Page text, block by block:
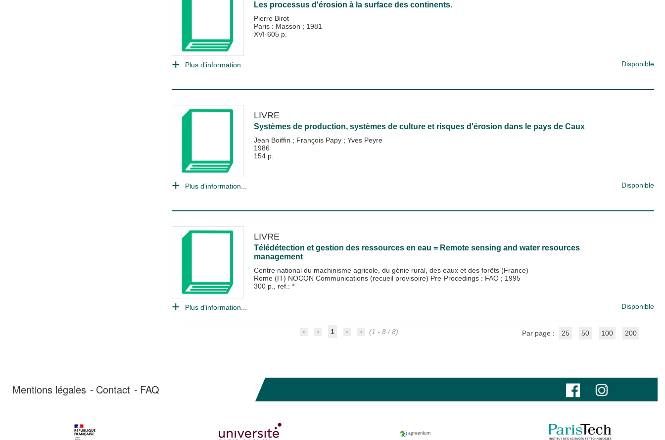
Les processus d'érosion à la surface des continents.
Pierre Birot
Paris : Masson ; 1981
XVI-605 p.
Plus d'information... Disponible
LIVRE
Systèmes de production, systèmes de culture et risques d'érosion dans le pays de Caux
Jean Boiffin ; François Papy ; Yves Peyre
1986
154 p.
Plus d'information... Disponible
LIVRE
Télédétection et gestion des ressources en eau = Remote sensing and water resources
management
Centre national du machinisme agricole, du génie rural, des eaux et des forêts (France)
Rome (IT) NOCON Communications (recueil provisoire) Pre-Procedings : FAO ; 1995
300 p., ref.: *
Plus d'information... Disponible
1 (1 - 8 / 8) Par page : 25 50 100 200
Mentions légales Contact FAQ